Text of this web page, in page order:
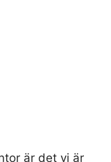
är det vi är